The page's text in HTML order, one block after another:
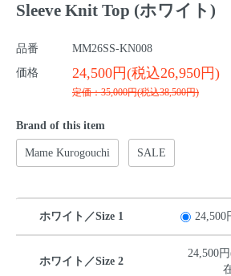
Sleeve Knit Top (ホワイト)
品番
MM26SS-KN008
価格
24,500円(税込26,950円)
定価：35,000円(税込38,500円)
Brand of this item
Mame Kurogouchi SALE
ホワイト／Size 1 24,500
ホワイト／Size 2
24,500